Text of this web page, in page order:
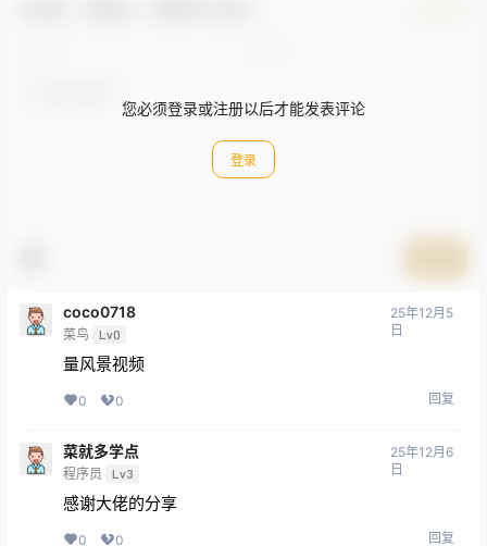
您必须登录或注册以后才能发表评论
登录
coco0718
菜鸟 Lv0
25年12月5
日
量风景视频
0 0 回复
菜就多学点
程序员 Lv3
25年12月6
日
感谢大佬的分享
0 0 回复